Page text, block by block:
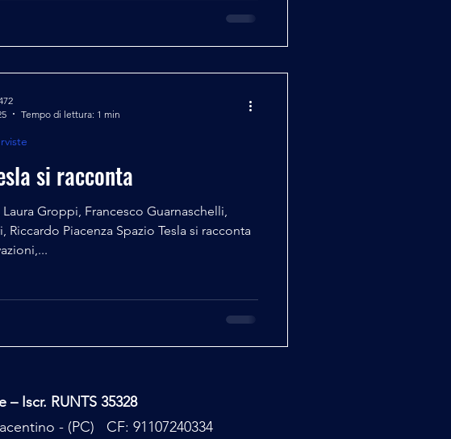
si racconta
Groppi, Francesco Guarnaschelli,
Riccardo Piacenza Spazio Tesla si racconta
Tempo di lettura: 1 min
Iscr. RUNTS 35328
- (PC) CF: 91107240334